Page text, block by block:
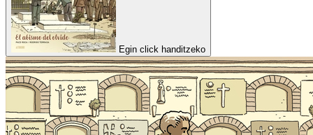
Egin click handitzeko